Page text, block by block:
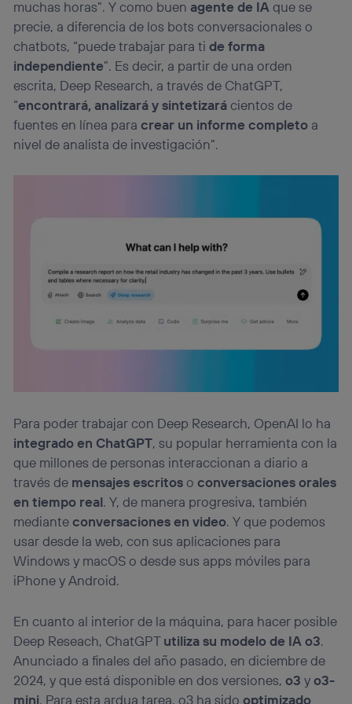
muchas horas”. Y como buen agente de IA que se
precie, a diferencia de los bots conversacionales o
chatbots, “puede trabajar para tide forma
independiente”. Es decir, a partir de una orden
escrita, Deep Research, a través de ChatGPT,
“encontrará, analizará y sintetizarácientos de
fuentes en línea paracrear un informe completo a
nivel de analista de investigación”.
Para poder trabajar con Deep Research, OpenAI lo ha
integrado en ChatGPT, su popular herramienta con la
que millones de personas interaccionan a diario a
través de mensajes escritosoconversaciones orales
en tiempo real. Y, de manera progresiva, también
medianteconversaciones en video. Y que podemos
usar desde la web, con sus aplicaciones para
Windows y macOS o desde sus apps móviles para
iPhone y Android.
En cuanto al interior de la máquina, para hacer posible
Deep Reseach, ChatGPTutiliza su modelo de IA o3.
Anunciado a finales del año pasado, en diciembre de
2024, y que está disponible en dos versiones,o3 yo3-
mini. Para esta ardua tarea, o3 ha sidooptimizado
navegación del usuario del móvil.
Puedes gestionar los consentimientos Utiq seleccionando
“Administrar Utiq” en la parte inferior de esta página web o
visitando el portal de privacidad de Utiq
(“consenthub”). Para más información, consulta
política de privacidad de Utiq